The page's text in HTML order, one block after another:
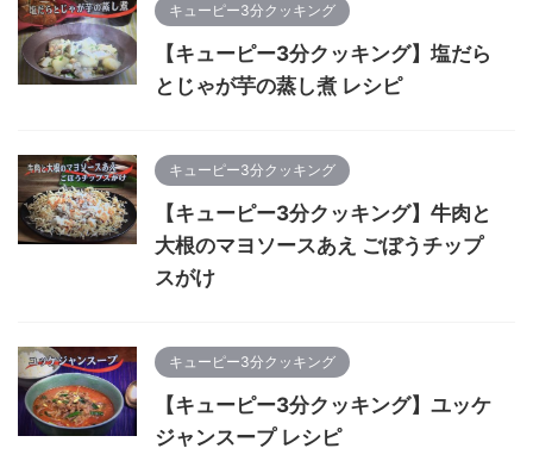
キューピー3分クッキング
【キューピー3分クッキング】塩だら
とじゃが芋の蒸し煮 レシピ
キューピー3分クッキング
【キューピー3分クッキング】牛肉と
大根のマヨソースあえ ごぼうチップ
スがけ
キューピー3分クッキング
【キューピー3分クッキング】ユッケ
ジャンスープ レシピ